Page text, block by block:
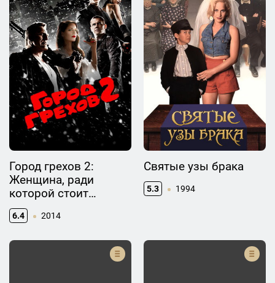
🏆: Гильдия актёров США (2020) [7500], Национальный совет
кинокритиков США (2009) [500 дней лета]. 🎬Главные проекты
🎬: «Начало» (2010), «500 дней лета» (2009), «Тёмный рыцарь:
Возрождение легенды» (2012), «7500» (2019), «Страсти Дон
Жуана» (2013). ⭐Интересный факт⭐: Джозеф является
создателем онлайн-платформы "HitRecord", которая
объединяет художников и создателей со всего мира для
совместных творческих проектов.
Город грехов 2:
Женщина, ради
которой стоит
убивать
6.4 2014
Святые узы брака
5.3 1994